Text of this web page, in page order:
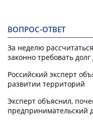
ВОПРОС-ОТВЕТ
За неделю
законно требовать долг
Российский эксперт
развитии территорий
Эксперт объяснил,
предпринимательский